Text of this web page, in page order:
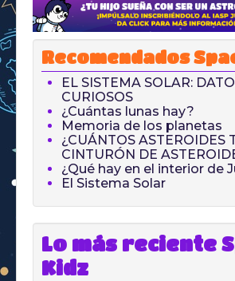
Recomendados
EL SISTEMA SOLAR:
CURIOSOS
¿Cuántas lunas hay?
Memoria de los planetas
¿CUÁNTOS ASTEROIDES
CINTURÓN DE
¿Qué hay en el interior de
El Sistema Solar
Lo más reciente
Kidz